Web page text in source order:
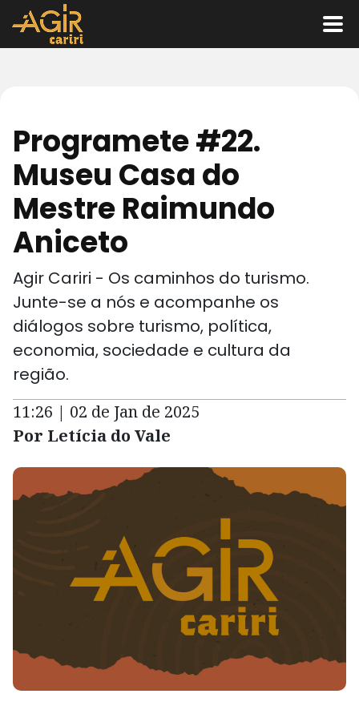
Programete #22.
Museu Casa do
Mestre Raimundo
Aniceto
Agir Cariri - Os caminhos do turismo.
Junte-se a nós e acompanhe os
diálogos sobre turismo, política,
economia, sociedade e cultura da
região.
11:26 | 02 de Jan de 2025
Por Letícia do Vale